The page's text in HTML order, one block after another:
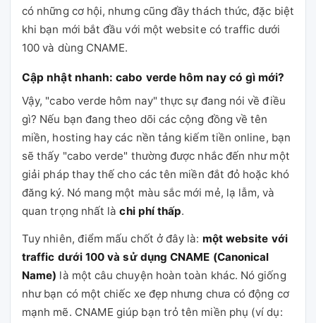
có những cơ hội, nhưng cũng đầy thách thức, đặc biệt
khi bạn mới bắt đầu với một website có traffic dưới
100 và dùng CNAME.
Cập nhật nhanh: cabo verde hôm nay có gì mới?
Vậy, "cabo verde hôm nay" thực sự đang nói về điều
gì? Nếu bạn đang theo dõi các cộng đồng về tên
miền, hosting hay các nền tảng kiếm tiền online, bạn
sẽ thấy "cabo verde" thường được nhắc đến như một
giải pháp thay thế cho các tên miền đắt đỏ hoặc khó
đăng ký. Nó mang một màu sắc mới mẻ, lạ lẫm, và
quan trọng nhất làchi phí thấp.
Tuy nhiên, điểm mấu chốt ở đây là: một website với
traffic dưới 100 và sử dụng CNAME (Canonical
Name) là một câu chuyện hoàn toàn khác. Nó giống
như bạn có một chiếc xe đẹp nhưng chưa có động cơ
mạnh mẽ. CNAME giúp bạn trỏ tên miền phụ (ví dụ: